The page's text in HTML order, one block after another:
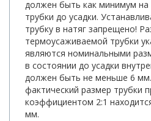
должен быть как минимум
трубки до усадки.
трубку в натяг запрещено!
термоусаживаемой трубки
являются номинальными
в состоянии до усадки
должен быть не меньше 6
фактический размер трубки
коэффициентом 2:1
мм.